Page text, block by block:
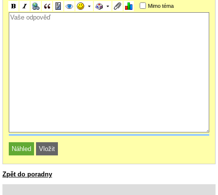
Mimo téma
Zpět do poradny